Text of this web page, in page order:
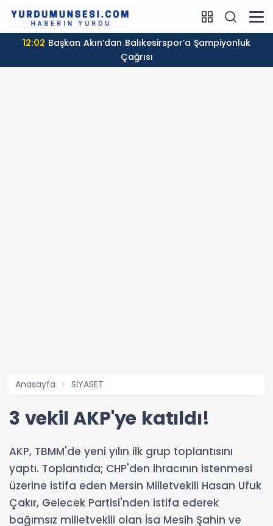
12:02
Çağrısı
Anasayfa SİYASET
3 vekil AKP'ye katıldı!
AKP, TBMM'de yeni yılın ilk grup toplantısını
yaptı. Toplantıda; CHP'den ihracının istenmesi
üzerine istifa eden Mersin Milletvekili Hasan Ufuk
Çakır, Gelecek Partisi'nden istifa ederek
bağımsız milletvekili olan İsa Mesih Şahin ve